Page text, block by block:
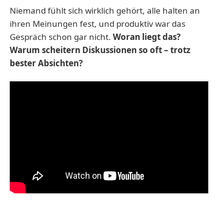
Niemand fühlt sich wirklich gehört, alle halten an
ihren Meinungen fest, und produktiv war das
Gespräch schon gar nicht. Woran liegt das?
Warum scheitern Diskussionen so oft – trotz
bester Absichten?